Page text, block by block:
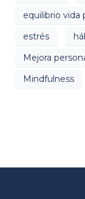
equilibrio vida
estrés
Mejora
Mindfulness